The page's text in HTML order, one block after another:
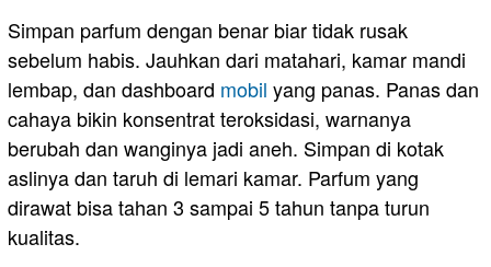
Simpan parfum dengan benar biar tidak rusak
sebelum habis. Jauhkan dari matahari, kamar mandi
lembap, dan dashboard mobil yang panas. Panas dan
cahaya bikin konsentrat teroksidasi, warnanya
berubah dan wanginya jadi aneh. Simpan di kotak
aslinya dan taruh di lemari kamar. Parfum yang
dirawat bisa tahan 3 sampai 5 tahun tanpa turun
kualitas.